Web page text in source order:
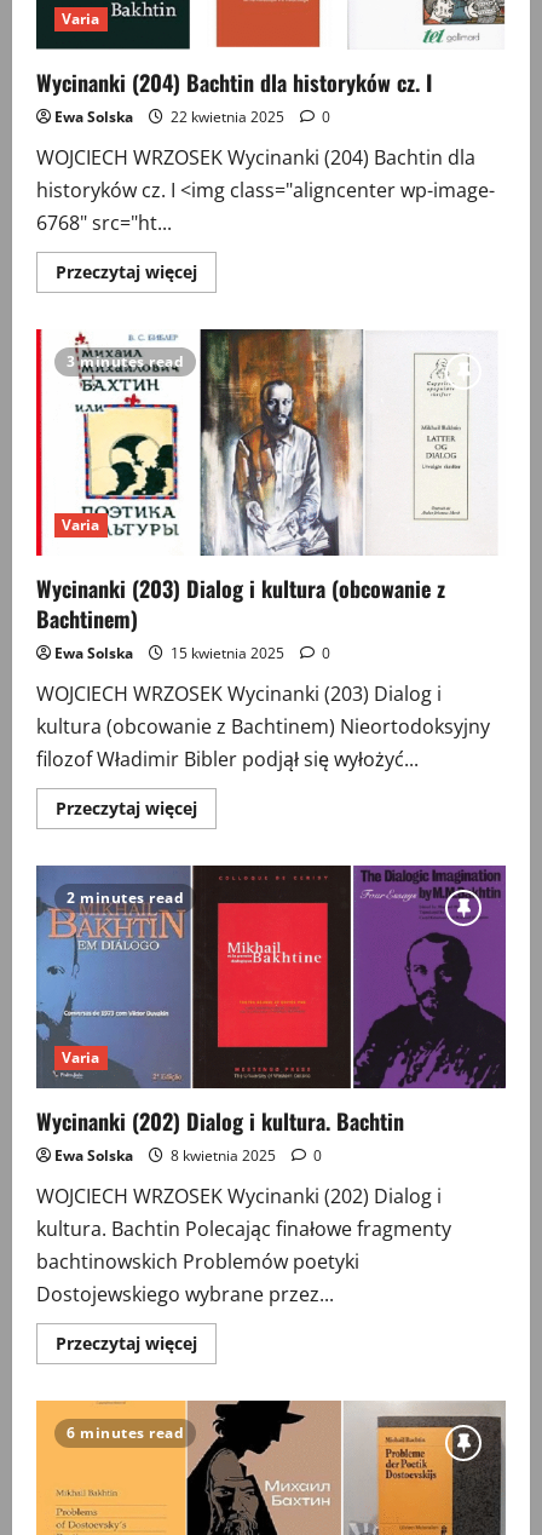
Varia
Wycinanki (204) Bachtin dla historyków cz. I
Ewa Solska 22 kwietnia 2025 0
WOJCIECH WRZOSEK Wycinanki (204) Bachtin dla
historyków cz. I <img class="aligncenter wp-image-
6768" src="ht...
Przeczytaj więcejPrzeczytaj
więcej
(204)
Bachtin
dla
historyków
cz.
3 minutes read
Varia
Wycinanki (203) Dialog i kultura (obcowanie z
Bachtinem)
Ewa Solska 15 kwietnia 2025 0
WOJCIECH WRZOSEK Wycinanki (203) Dialog i
kultura (obcowanie z Bachtinem) Nieortodoksyjny
filozof Władimir Bibler podjął się wyłożyć...
Przeczytaj więcejPrzeczytaj
więcej
(203)
(obcowanie
2 minutes read
Varia
Wycinanki (202) Dialog i kultura. Bachtin
Ewa Solska 8 kwietnia 2025 0
WOJCIECH WRZOSEK Wycinanki (202) Dialog i
kultura. Bachtin Polecając finałowe fragmenty
bachtinowskich Problemów poetyki
Dostojewskiego wybrane przez...
Przeczytaj więcejPrzeczytaj
więcej
(202)
Dialog
kultura.
Bachtin
6 minutes read